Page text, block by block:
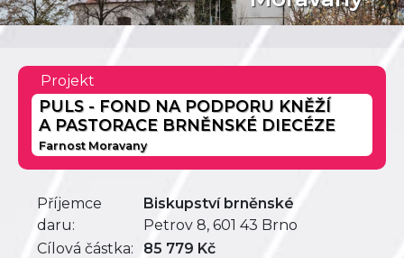
Projekt
PULS - FOND NA PODPORU KNĚŽÍ
A PASTORACE BRNĚNSKÉ DIECÉZE
Farnost Moravany
Příjemce
daru:
Biskupství brněnské
Petrov 8, 601 43 Brno
Cílová částka:
85 779 Kč